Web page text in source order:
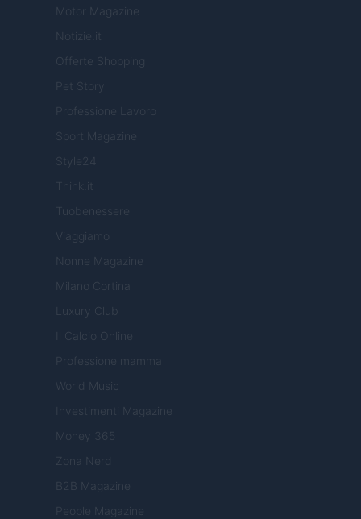
Motor Magazine
Notizie.it
Offerte Shopping
Pet Story
Professione Lavoro
Sport Magazine
Style24
Think.it
Tuobenessere
Viaggiamo
Nonne Magazine
Milano Cortina
Luxury Club
Il Calcio Online
Professione mamma
World Music
Investimenti Magazine
Money 365
Zona Nerd
B2B Magazine
People Magazine